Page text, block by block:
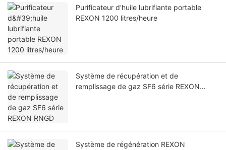
Purificateur d'huile lubrifiante portable
REXON 1200 litres/heure
Système de récupération et de
remplissage de gaz SF6 série REXON
Système de régénération REXON